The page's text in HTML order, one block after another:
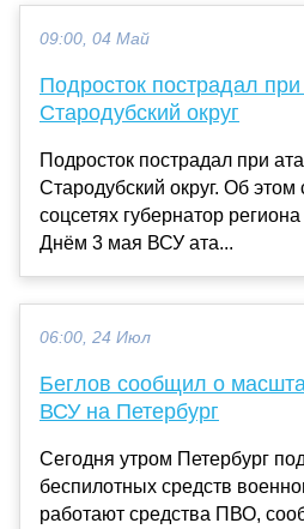
09:00, 04 Май
Подросток пострадал
Стародубский округ
Подросток пострадал при
Стародубский округ. Об
соцсетях губернатор
Днём 3 мая ВСУ ата...
06:00, 24 Июл
Беглов сообщил о
ВСУ на Петербург
Сегодня утром Петербург
беспилотных средств
работают средства ПВО,